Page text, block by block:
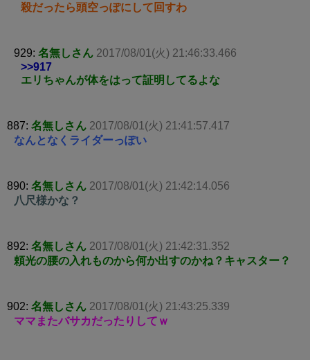
殺だったら頭空っぽにして回すわ
929: 名無しさん 2017/08/01(火) 21:46:33.466
>>917
エリちゃんが体をはって証明してるよな
887: 名無しさん 2017/08/01(火) 21:41:57.417
なんとなくライダーっぽい
890: 名無しさん 2017/08/01(火) 21:42:14.056
八尺様かな？
892: 名無しさん 2017/08/01(火) 21:42:31.352
頼光の腰の入れものから何か出すのかね？キャスター？
902: 名無しさん 2017/08/01(火) 21:43:25.339
ママまたバサカだったりしてｗ